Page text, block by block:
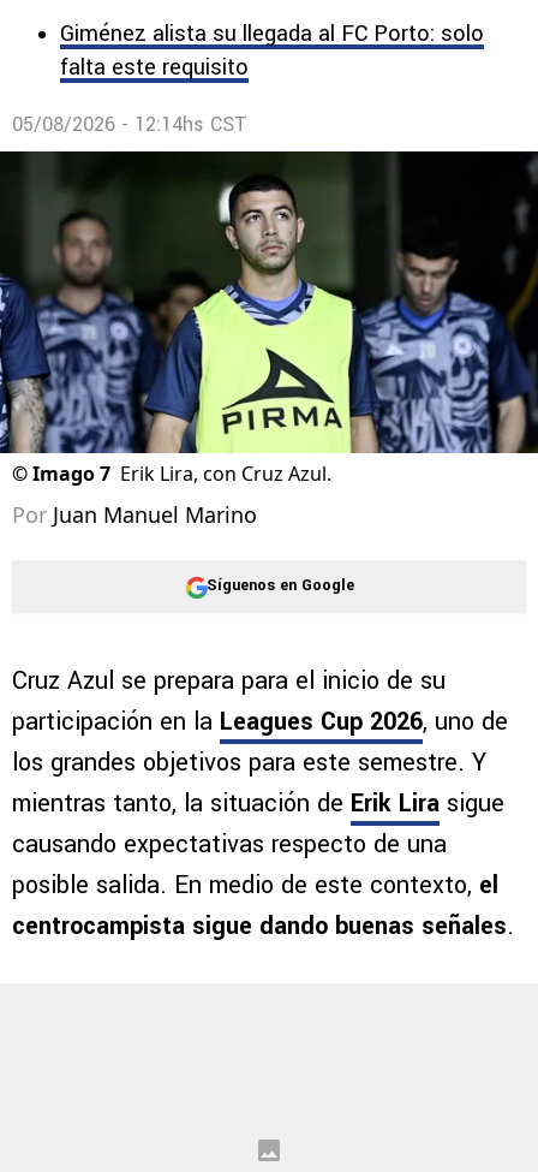
Giménez alista su llegada al FC Porto: solo
falta este requisito
05/08/2026 - 12:14hs CST
©Imago 7 Erik Lira, con Cruz Azul.
Por Juan Manuel Marino
Síguenos en Google
Cruz Azul se prepara para el inicio de su
participación en la Leagues Cup 2026, uno de
los grandes objetivos para este semestre. Y
mientras tanto, la situación de Erik Lira sigue
causando expectativas respecto de una
posible salida. En medio de este contexto, el
centrocampista sigue dando buenas señales.